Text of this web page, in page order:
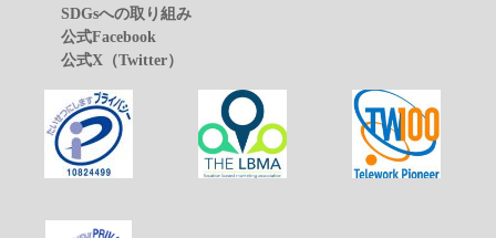
SDGsへの取り組み
公式Facebook
公式X（Twitter）